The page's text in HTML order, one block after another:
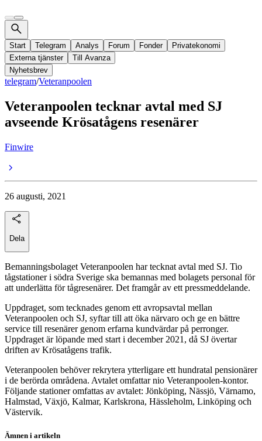
Start Telegram Analys Forum Fonder
Privatekonomi
Externa tjänster
Till Avanza
Nyhetsbrev
telegram/Veteranpoolen
Veteranpoolen tecknar avtal med SJ
avseende Krösatågens resenärer
Finwire
26 augusti, 2021
Dela
Bemanningsbolaget Veteranpoolen har tecknat avtal med SJ. Tio
tågstationer i södra Sverige ska bemannas med bolagets personal för
att underlätta för tågresenärer. Det framgår av ett pressmeddelande.
Uppdraget, som tecknades genom ett avropsavtal mellan
Veteranpoolen och SJ, syftar till att öka närvaro och ge en bättre
service till resenärer genom erfarna kundvärdar på perronger.
Uppdraget är löpande med start i december 2021, då SJ övertar
driften av Krösatågens trafik.
Veteranpoolen behöver rekrytera ytterligare ett hundratal pensionärer
i de berörda områdena. Avtalet omfattar nio Veteranpoolen-kontor.
Följande stationer omfattas av avtalet: Jönköping, Nässjö, Värnamo,
Halmstad, Växjö, Kalmar, Karlskrona, Hässleholm, Linköping och
Västervik.
Ämnen i artikeln